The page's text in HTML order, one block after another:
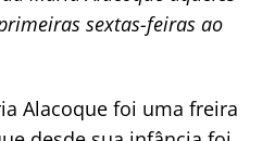
n
sextas-feiras ao
Alacoque foi uma freira